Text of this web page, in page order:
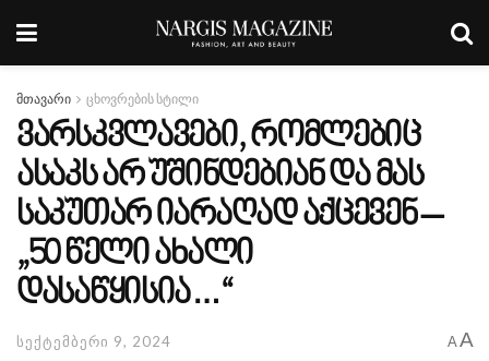
მთავარი ცხოვრების სტილი
ვარსკვლავები, რომლებიც
ასაკს არ უშინდებიან და მას
საკუთარ იარაღად აქცევენ –
„50 წელი ახალი
დასაწყისია…“
სექტემბერი 9, 2024 A A